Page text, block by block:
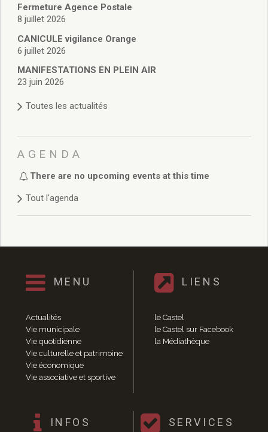
Actes d’état civil
Budget de Fonctionnement
Budget d’Investissement
Conseils municipaux
Règlement du conseil municipal
Délibérations 2025
Délibérations 2022
Délibérations 2021
Délibérations 2020
Délibérations 2019
Délibérations 2018
Délibérations 2014
Délibérations 2013
Délibérations 2011
Délibérations 2010
Délibérations 2009
Délibérations 2008
Agenda réunions publiques
Marchés publics
Vie quotidienne
Fermeture Agence Postale
8 juillet 2026
CANICULE vigilance Orange
6 juillet 2026
MANIFESTATIONS EN PLEIN AIR
23 juin 2026
Toutes les actualités
AGENDA
There are no upcoming events at this time
Tout l'agenda
MENU
Actualités
Vie municipale
Vie quotidienne
Vie culturelle et patrimoine
Vie économique
Vie associative et sportive
LIENS
le Castel
le Castel sur Facebook
la Médiathèque
INFOS SERVICES